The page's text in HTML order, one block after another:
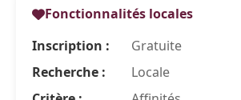
Fonctionnalités locales
Inscription :
Gratuite
Recherche :
Locale